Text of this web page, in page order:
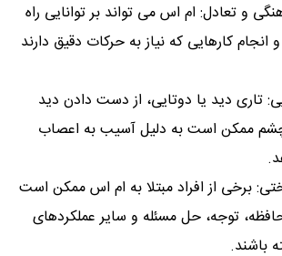
و تعادل: ام اس می تواند بر توانایی راه
انجام کارهایی که نیاز به حرکات دقیق دارند
تاری دید یا دوتایی، از دست دادن دید
چشم ممکن است به دلیل آسیب به اعصاب
برخی از افراد مبتلا به ام اس ممکن است
توجه، حل مسئله و سایر عملکردهای
باشند.